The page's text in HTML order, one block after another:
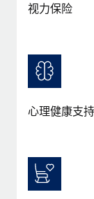
视力保险
心理健康支持